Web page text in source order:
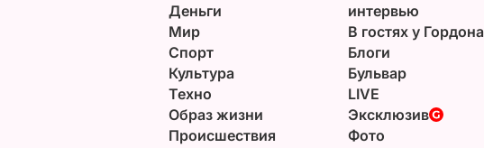
Деньги
Мир
Спорт
Культура
Техно
Образ жизни
Происшествия
интервью
В гостях у Гордона
Блоги
Бульвар
LIVE
Эксклюзив
Фото